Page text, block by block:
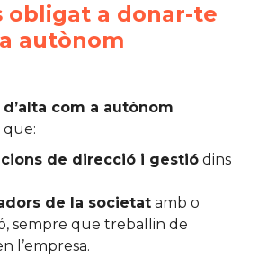
obligat a donar-te
autònom
com a autònom
que:
de direcció i gestió dins
de la societat amb o
sempre que treballin de
l’empresa.